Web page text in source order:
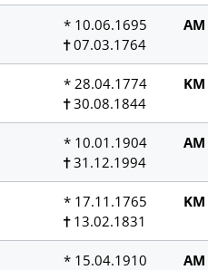
* 10.06.1695
07.03.1764
AM
* 28.04.1774
30.08.1844
KM
* 10.01.1904
31.12.1994
AM
* 17.11.1765
13.02.1831
KM
* 15.04.1910
AM